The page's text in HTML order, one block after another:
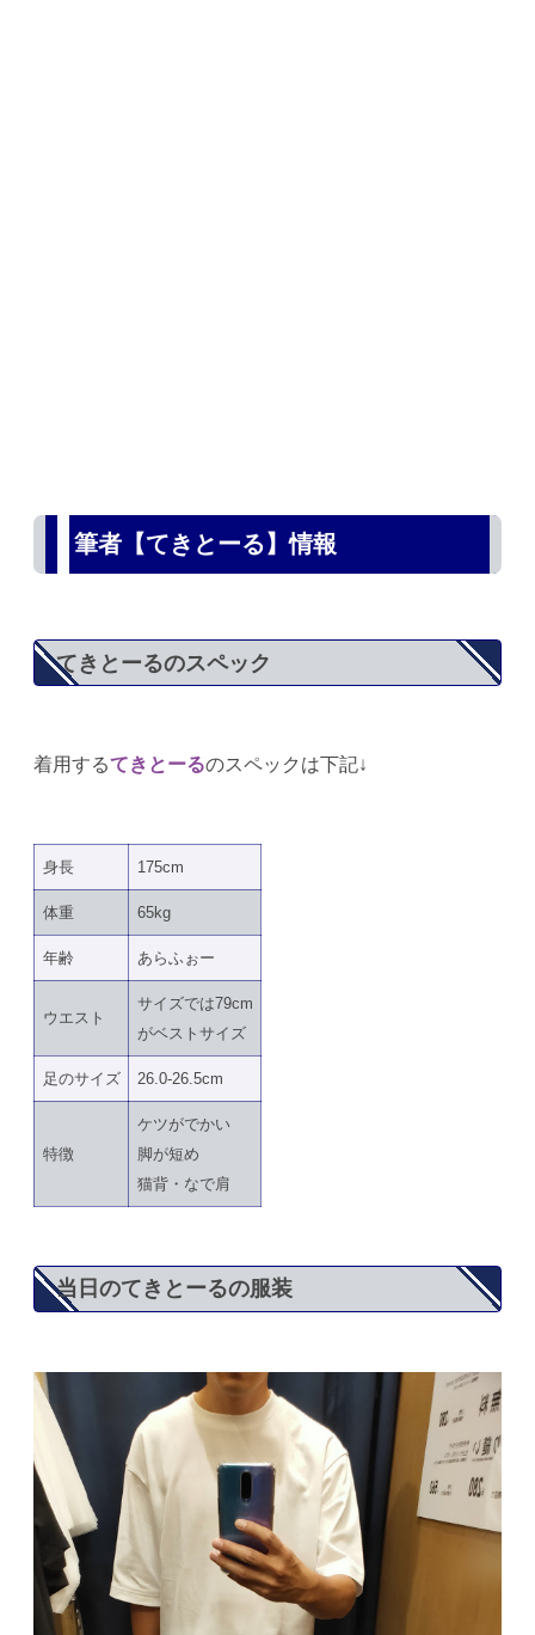
筆者【てきとーる】情報
てきとーるのスペック
着用するてきとーるのスペックは下記↓
身長 175cm
体重 65kg
年齢 あらふぉー
ウエスト
サイズでは79cm
がベストサイズ
足のサイズ 26.0-26.5cm
特徴
ケツがでかい
脚が短め
猫背・なで肩
当日のてきとーるの服装